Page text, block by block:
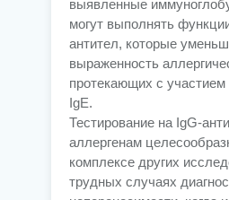
выявленные
могут выполнять
антител, которые
выраженность
протекающих с
IgE.
Тестирование на IgG-
аллергенам
комплексе других
трудных случаях